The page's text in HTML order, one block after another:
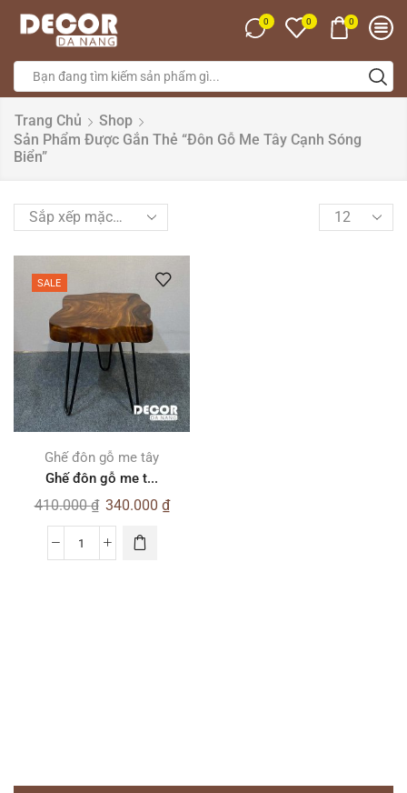
0 0 0
Trang Chủ
Shop
Sản Phẩm Được Gắn Thẻ “đôn Gỗ Me Tây Cạnh Sóng
Biển”
SALE
Ghế đôn gỗ me tây
Ghế đôn gỗ me t...
410.000₫ 340.000 ₫